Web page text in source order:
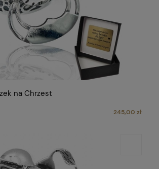
na Chrzest
245,00 zł